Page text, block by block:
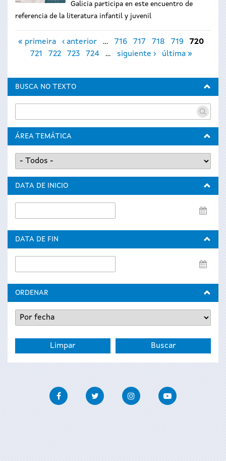
Galicia participa en este encuentro de
referencia de la literatura infantil y juvenil
Páginas
« primeira ‹ anterior … 716 717 718 719
720
721
722 723 724 … siguiente › última »
BUSCA NO TEXTO
ÁREA TEMÁTICA
DATA DE INICIO
de
DATA DE FIN
de
ORDENAR
FacebookTwitter InstagramYoutube